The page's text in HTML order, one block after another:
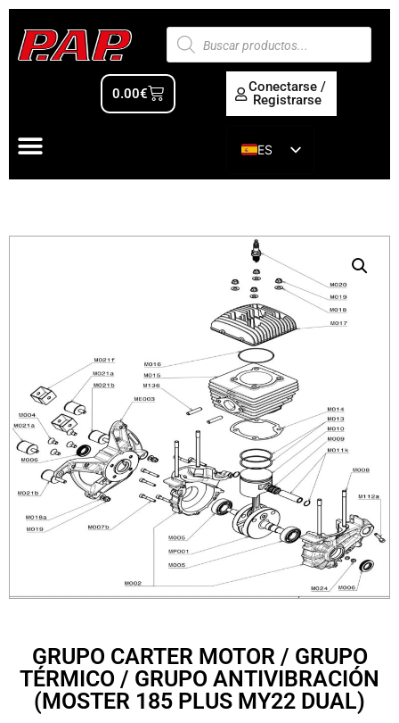
0.00€
Conectarse /
Registrarse
ES
EN
GRUPO CARTER MOTOR / GRUPO
TÉRMICO / GRUPO ANTIVIBRACIÓN
(MOSTER 185 PLUS MY22 DUAL)